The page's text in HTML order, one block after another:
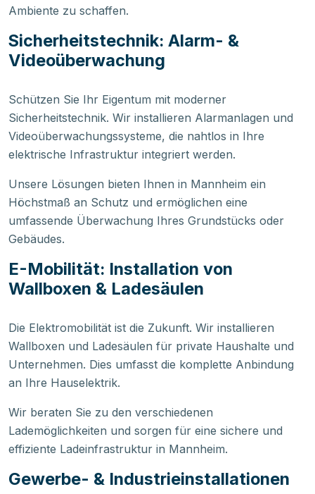
Ambiente zu schaffen.
Sicherheitstechnik: Alarm- &
Videoüberwachung
Schützen Sie Ihr Eigentum mit moderner
Sicherheitstechnik. Wir installieren Alarmanlagen und
Videoüberwachungssysteme, die nahtlos in Ihre
elektrische Infrastruktur integriert werden.
Unsere Lösungen bieten Ihnen in Mannheim ein
Höchstmaß an Schutz und ermöglichen eine
umfassende Überwachung Ihres Grundstücks oder
Gebäudes.
E-Mobilität: Installation von
Wallboxen & Ladesäulen
Die Elektromobilität ist die Zukunft. Wir installieren
Wallboxen und Ladesäulen für private Haushalte und
Unternehmen. Dies umfasst die komplette Anbindung
an Ihre Hauselektrik.
Wir beraten Sie zu den verschiedenen
Lademöglichkeiten und sorgen für eine sichere und
effiziente Ladeinfrastruktur in Mannheim.
Gewerbe- & Industrieinstallationen